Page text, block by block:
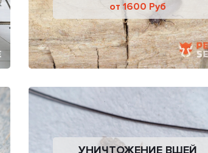
от 1600 Руб
УНИЧТОЖЕНИЕ ВШЕЙ